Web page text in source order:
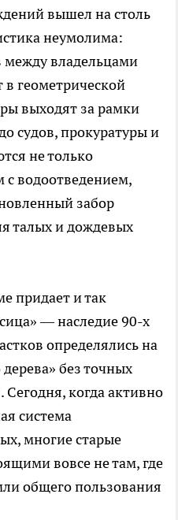
вышел на столь
неумолима:
между владельцами
геометрической
выходят за рамки
судов, прокуратуры и
не только
с водоотведением,
забор
талых и дождевых
придает и так
— наследие 90-х
определялись на
без точных
Сегодня, когда активно
система
многие старые
вовсе не там, где
общего пользования